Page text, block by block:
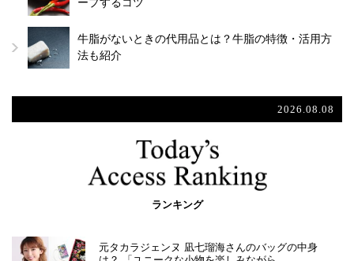
ープするコツ
牛脂がないときの代用品とは？牛脂の特徴・活用方
法も紹介
2026.08.08
ランキング
元タカラジェンヌ 凪七瑠海さんのバッグの中身